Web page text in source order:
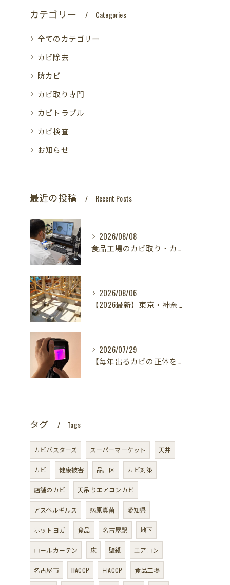
カテゴリー Categories
全てのカテゴリー
カビ除去
防カビ
カビ取り専門
カビトラブル
カビ検査
お知らせ
最近の投稿 Recent Posts
2026/08/08
食品工場のカビ取り・カビ対策はカビバスターズ東海・東京支店へ｜HACCP対応・真菌検査で食の安全を守る
2026/08/06
【2026最新】東京・神奈川・千葉・埼玉の新築に異変？！引き渡し前カビ検査が必須な理由｜3万円で数千万円の資産を守る究極の安心術✨
2026/07/29
【毎年出るカビの正体を暴く！】カビ取りは当たり前✨再発を防ぐ「徹底原因追及」の裏側とは？水漏れサーモグラフィー調査の威力！
タグ Tags
カビバスターズ スーパーマーケット 天井
カビ 健康被害 品川区 カビ対策
店舗のカビ 天吊りエアコンカビ
アスペルギルス 病原真菌 愛知県
ホットヨガ 食品 名古屋駅 地下
ロールカーテン 床 壁紙 エアコン
名古屋市 HACCP ＨACCP 食品工場